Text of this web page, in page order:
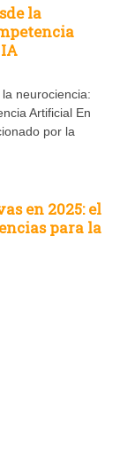
la
neurociencia:
Artificial En
por la
en 2025: el
para la